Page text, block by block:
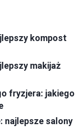
kompost
makijaż
fryzjera: jakiego
najlepsze salony